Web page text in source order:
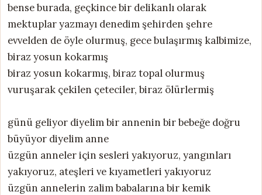
bense burada, geçkince bir delikanlı olarak
mektuplar yazmayı denedim şehirden şehre
evvelden de öyle olurmuş, gece bulaşırmış kalbimize,
biraz yosun kokarmış
biraz yosun kokarmış, biraz topal olurmuş
vuruşarak çekilen çeteciler, biraz ölürlermiş
günü geliyor diyelim bir annenin bir bebeğe doğru
büyüyor diyelim anne
üzgün anneler için sesleri yakıyoruz, yangınları
yakıyoruz, ateşleri ve kıyametleri yakıyoruz
üzgün annelerin zalim babalarına bir kemik